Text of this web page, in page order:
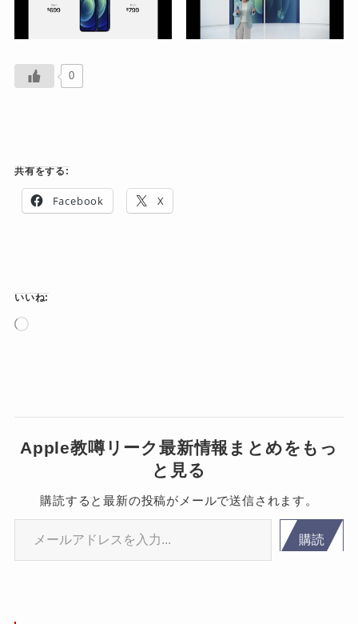
0
共有をする:
Facebook X
いいね:
読
Apple教噂リーク最新情報まとめをもっ
と見る
購読すると最新の投稿がメールで送信されます。
メールアドレスを入力...
購読